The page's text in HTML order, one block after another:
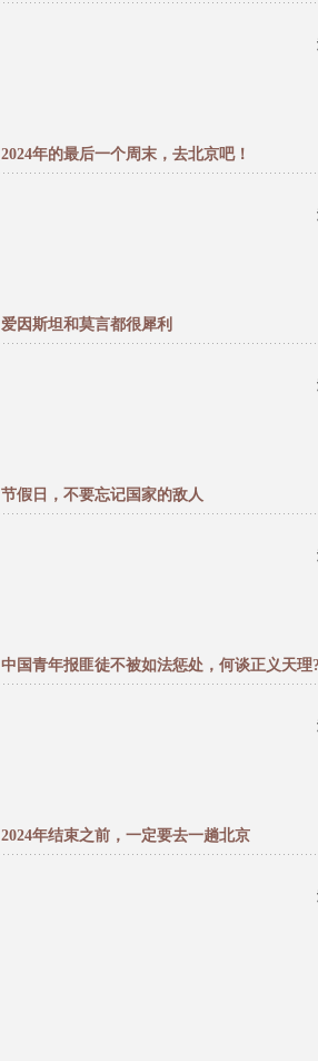
2024年的最后一个周末，去北京吧！
爱因斯坦和莫言都很犀利
节假日，不要忘记国家的敌人
中国青年报匪徒不被如法惩处，何谈正义天理?
2024年结束之前，一定要去一趟北京